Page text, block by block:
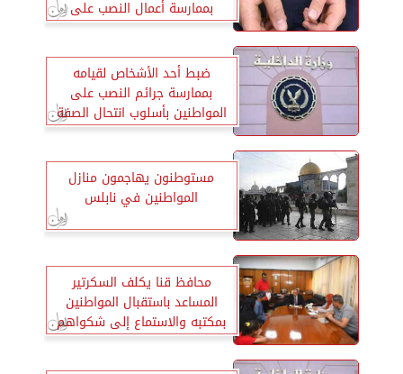
بممارسة أعمال النصب على
المواطنين والاستيلاء على
ضبط أحد الأشخاص لقيامه
بممارسة جرائم النصب على
المواطنين بأسلوب انتحال الصفة
مستوطنون يهاجمون منازل
المواطنين في نابلس
محافظ قنا يكلف السكرتير
المساعد باستقبال المواطنين
بمكتبه والاستماع إلى شكواهم